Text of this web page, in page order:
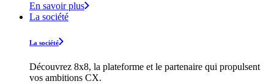
En savoir plus
La société
La société
Découvrez 8x8, la plateforme et le partenaire qui propulsent
vos ambitions CX.